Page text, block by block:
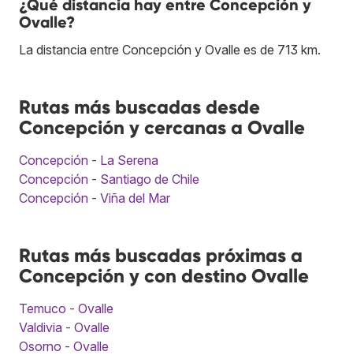
¿Qué distancia hay entre Concepción y
Ovalle?
La distancia entre Concepción y Ovalle es de 713 km.
Rutas más buscadas desde
Concepción y cercanas a Ovalle
Concepción - La Serena
Concepción - Santiago de Chile
Concepción - Viña del Mar
Rutas más buscadas próximas a
Concepción y con destino Ovalle
Temuco - Ovalle
Valdivia - Ovalle
Osorno - Ovalle